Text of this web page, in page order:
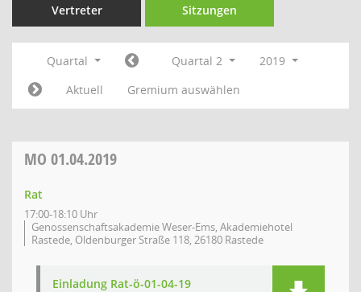
Vertreter Sitzungen
Quartal Quartal 2
2019
Aktuell
Gremium auswählen
MO 01.04.2019
Rat
17:00-18:10 Uhr
Genossenschaftsakademie Weser-Ems, Akademiehotel
Rastede, Oldenburger Straße 118, 26180 Rastede
Einladung Rat-ö-01-04-19